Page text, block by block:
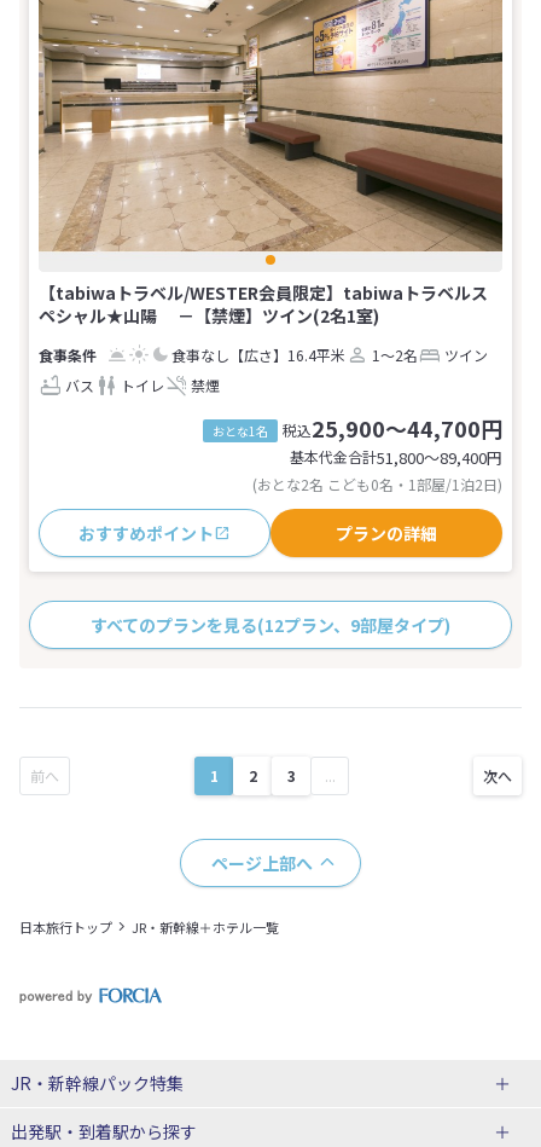
【tabiwaトラベル/WESTER会員限定】tabiwaトラベルス
ペシャル★山陽 －【禁煙】ツイン(2名1室)
食事なし 【広さ】16.4平米 1～2名
ツイン
バス
トイレ 禁煙
おとな1名 税込25,900～44,700円
基本代金合計51,800〜89,400円
(おとな2名 こども0名・1部屋/1泊2日)
おすすめポイント プランの詳細
すべてのプランを見る(12プラン、9部屋タイプ)
1 2 3 ...
ページ上部へ
日本旅行トップ JR・新幹線＋ホテル一覧
JR・新幹線パック特集
JR・新幹線＋ホテルパック
出発駅・到着駅から探す